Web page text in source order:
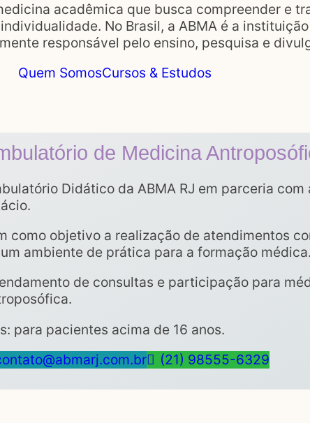
acadêmica que busca compreender e
No Brasil, a ABMA é a
responsável pelo ensino, pesquisa e
Quem SomosCursos & Estudos
de Medicina
Didático da ABMA RJ em parceria
como objetivo a realização de atendimentos
ambiente de prática para a formação médica.
de consultas e participação para
para pacientes acima de 16 anos.
(21) 98555-6329